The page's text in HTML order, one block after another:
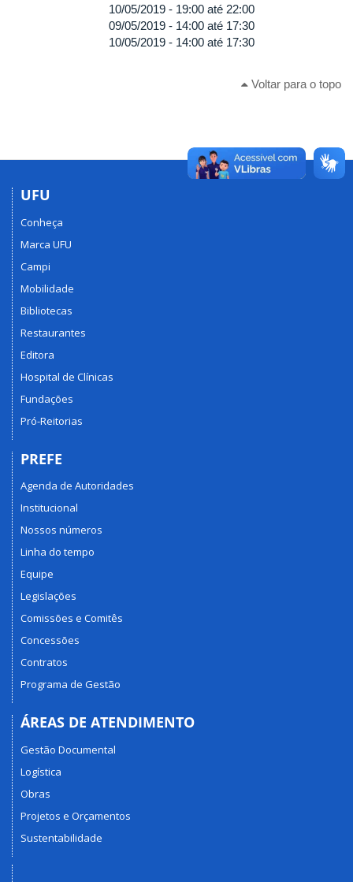
10/05/2019 - 19:00 até 22:00
09/05/2019 - 14:00 até 17:30
10/05/2019 - 14:00 até 17:30
Voltar para o topo
UFU
Conheça
Marca UFU
Campi
Mobilidade
Bibliotecas
Restaurantes
Editora
Hospital de Clínicas
Fundações
Pró-Reitorias
PREFE
Agenda de Autoridades
Institucional
Nossos números
Linha do tempo
Equipe
Legislações
Comissões e Comitês
Concessões
Contratos
Programa de Gestão
ÁREAS DE ATENDIMENTO
Gestão Documental
Logística
Obras
Projetos e Orçamentos
Sustentabilidade